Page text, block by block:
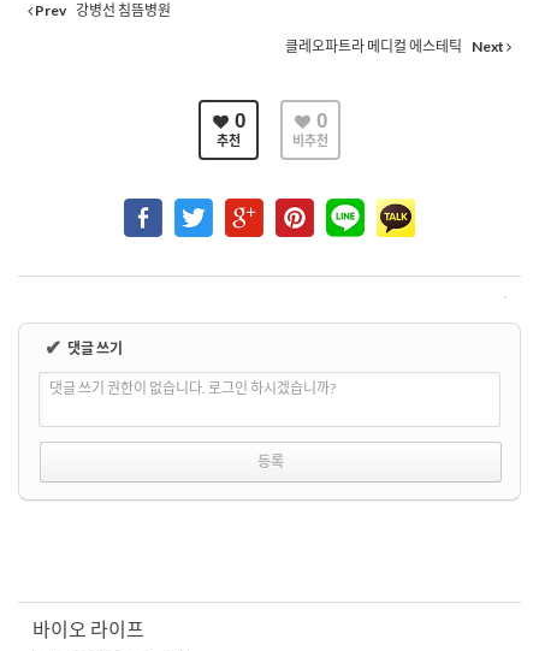
Prev 강병선 침뜸병원
클레오파트라 메디컬 에스테틱
Next
0
추천
0
비추천
✔ 댓글 쓰기
댓글 쓰기 권한이 없습니다. 로그인 하시겠습니까?
바이오 라이프